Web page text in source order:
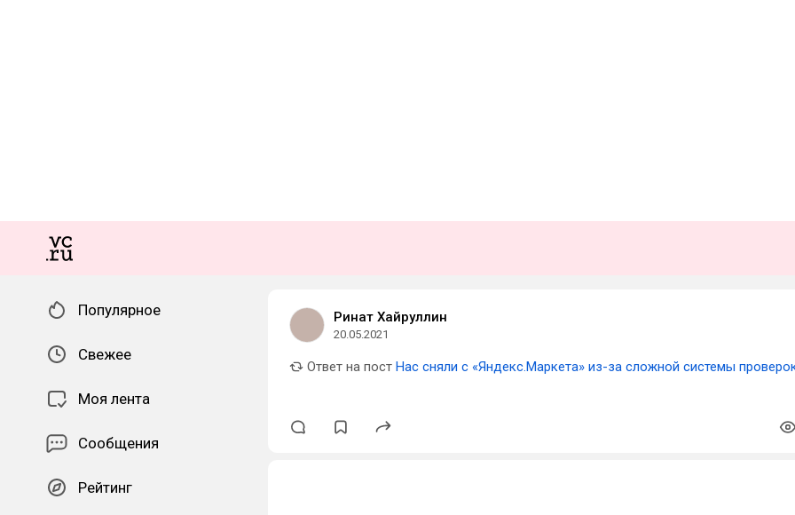
Популярное
Свежее
Моя лента
Сообщения
Рейтинг
Ринат Хайруллин
20.05.2021
Ответ на пост Нас сняли с «Яндекс.Маркета» из-за сложной системы